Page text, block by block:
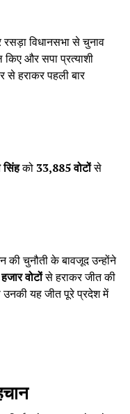
विधानसभा से चुनाव
किए और सपा प्रत्याशी
हराकर पहली बार
सिंहको 33,885 वोटोंसे
चुनौती के बावजूद उन्होंने
वोटोंसे हराकर जीत की
उनकी यह जीत पूरे प्रदेश में